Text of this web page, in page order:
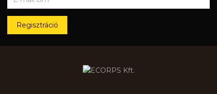
Regisztráció